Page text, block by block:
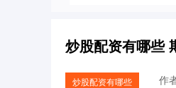
炒股配资有哪些
炒股配资有哪些 作